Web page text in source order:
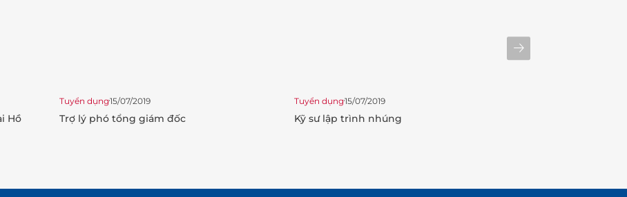
Hồ
Tuyển dụng15/07/2019
Trợ lý phó tổng giám đốc
Tuyển dụng15/07/2019
Kỹ sư lập trình nhúng